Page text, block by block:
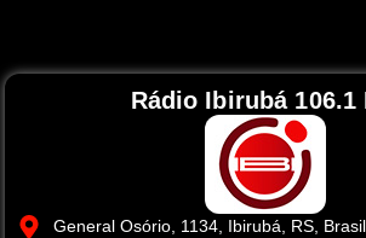
Rádio Ibirubá 106.1
General Osório, 1134, Ibirubá, RS, Brasil